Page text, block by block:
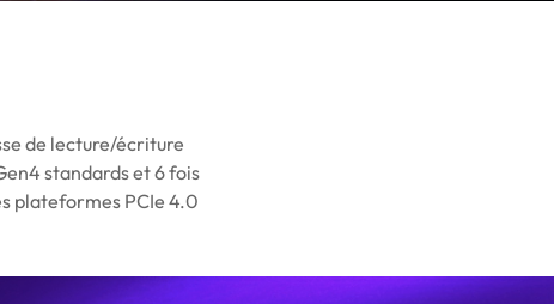
de lecture/écriture
standards et 6 fois
plateformes PCIe 4.0